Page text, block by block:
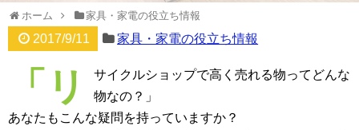
ホーム 家具・家電の役立ち情報
2017/9/11 家具・家電の役立ち情報
「リ
サイクルショップで高く売れる物ってどんな
物なの？」
あなたもこんな疑問を持っていますか？